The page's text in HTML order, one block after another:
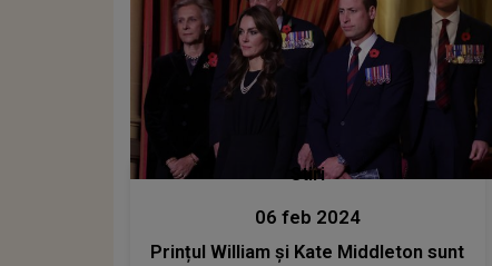
Stiri
06 feb 2024
Prințul William și Kate Middleton sunt